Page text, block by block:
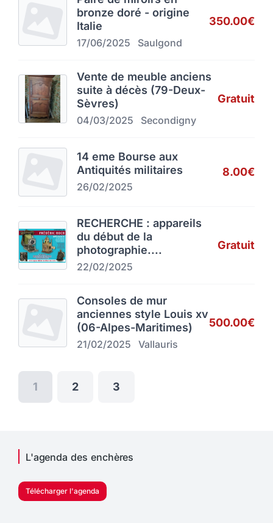
bronze doré - origine
Italie
17/06/2025 Saulgond
350.00€
Vente de meuble anciens
suite à décès (79-Deux-
Sèvres)
04/03/2025 Secondigny
Gratuit
14 eme Bourse aux
Antiquités militaires
26/02/2025
8.00€
RECHERCHE : appareils
du début de la
photographie....
22/02/2025
Gratuit
Consoles de mur
anciennes style Louis xv
(06-Alpes-Maritimes)
21/02/2025 Vallauris
500.00€
1 2 3
L'agenda des enchères
Télécharger l'agenda